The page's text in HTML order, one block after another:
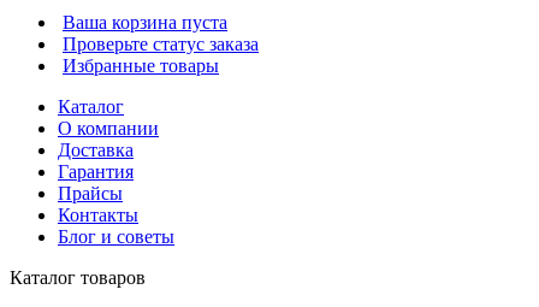
Ваша корзина пуста
Проверьте статус заказа
Избранные товары
Каталог
О компании
Доставка
Гарантия
Прайсы
Контакты
Блог и советы
Каталог товаров